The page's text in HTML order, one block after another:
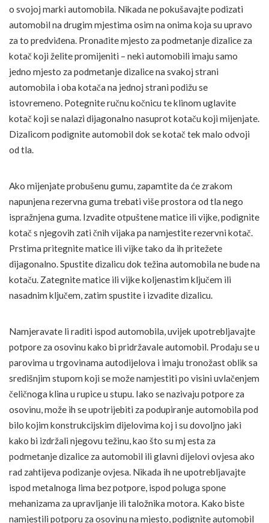
o svojoj marki automobila. Nikada ne pokušavajte podizati
automobil na drugim mjestima osim na onima koja su upravo
za to predviđena. Pronađite mjesto za podmetanje dizalice za
kotač koji želite promijeniti – neki automobili imaju samo
jedno mjesto za podmetanje dizalice na svakoj strani
automobila i oba kotača na jednoj strani podižu se
istovremeno. Potegnite ručnu kočnicu te klinom uglavite
kotač koji se nalazi dijagonalno nasuprot kotaču koji mijenjate.
Dizalicom podignite automobil dok se kotač tek malo odvoji
od tla.
Ako mijenjate probušenu gumu, zapamtite da će zrakom
napunjena rezervna guma trebati više prostora od tla nego
ispražnjena guma. Izvadite otpuštene matice ili vijke, podignite
kotač s njegovih zati čnih vijaka pa namjestite rezervni kotač.
Prstima pritegnite matice ili vijke tako da ih pritežete
dijagonalno. Spustite dizalicu dok težina automobila ne bude na
kotaču. Zategnite matice ili vijke koljenastim ključem ili
nasadnim ključem, zatim spustite i izvadite dizalicu.
Namjeravate li raditi ispod automobila, uvijek upotrebljavajte
potpore za osovinu kako bi pridržavale automobil. Prodaju se u
parovima u trgovinama autodijelova i imaju tronožast oblik sa
središnjim stupom koji se može namjestiti po visini uvlačenjem
čeličnoga klina u rupice u stupu. Iako se nazivaju potpore za
osovinu, može ih se upotrijebiti za podupiranje automobila pod
bilo kojim konstrukcijskim dijelovima koj i su dovoljno jaki
kako bi izdržali njegovu težinu, kao što su mj esta za
podmetanje dizalice za automobil ili glavni dijelovi ovjesa ako
rad zahtijeva podizanje ovjesa. Nikada ih ne upotrebljavajte
ispod metalnoga lima bez potpore, ispod poluga spone
mehanizama za upravljanje ili taložnika motora. Kako biste
namjestili potporu za osovinu na mjesto, podignite automobil